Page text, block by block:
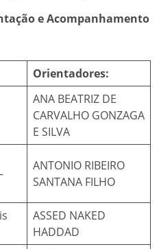
e Acompanhamento
Orientadores:
ANA BEATRIZ DE
CARVALHO GONZAGA
E SILVA
ANTONIO RIBEIRO
SANTANA FILHO
ASSED NAKED
HADDAD